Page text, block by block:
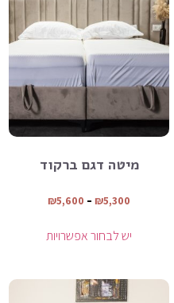
מיטה דגם ברקוד
₪5,300
–
₪5,600
יש לבחור אפשרויות